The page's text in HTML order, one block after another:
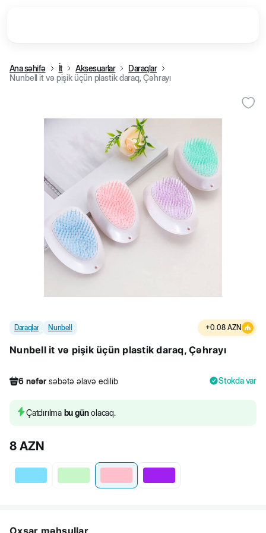
Ana səhifə İt Aksesuarlar
Daraqlar
Nunbell it və pişik üçün plastik daraq, Çəhrayı
Daraqlar Nunbell +0.08 AZN
Nunbell it və pişik üçün plastik daraq, Çəhrayı
6 nəfər səbətə əlavə edilib
14 nəfər məhsulu alıb
Stokda var
Çatdırılma bu günolacaq.
8 AZN
Oxşar məhsullar